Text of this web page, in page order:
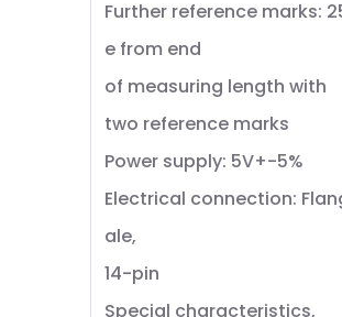
Further reference marks:
e from end
of measuring length with
two reference marks
Power supply: 5V+-5%
Electrical connection:
ale,
14-pin
Special characteristics,